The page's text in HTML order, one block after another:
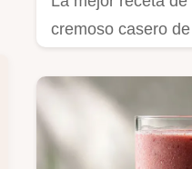
cremoso casero